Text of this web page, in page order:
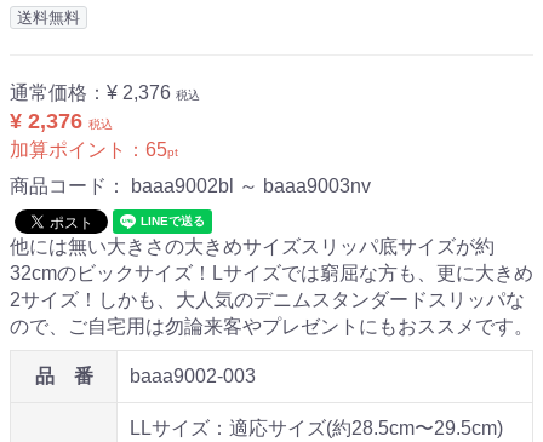
送料無料
通常価格： ¥ 2,376 税込
¥ 2,376 税込
加算ポイント： 65pt
商品コード： baaa9002bl ～ baaa9003nv
他には無い大きさの大きめサイズスリッパ底サイズが約
32cmのビックサイズ！Lサイズでは窮屈な方も、更に大きめ
2サイズ！しかも、大人気のデニムスタンダードスリッパな
ので、ご自宅用は勿論来客やプレゼントにもおススメです。
品 番 baaa9002-003
LLサイズ：適応サイズ(約28.5cm〜29.5cm)